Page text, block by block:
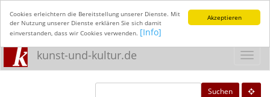
Akzeptieren
Cookies erleichtern die Bereitstellung unserer Dienste. Mit
der Nutzung unserer Dienste erklären Sie sich damit
einverstanden, dass wir Cookies verwenden. [Info]
kunst-und-kultur.de
Suchen